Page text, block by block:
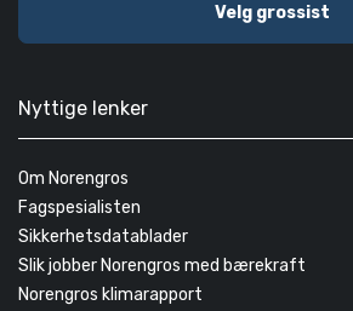
Velg grossist
Nyttige lenker
Om Norengros
Fagspesialisten
Sikkerhetsdatablader
Slik jobber Norengros med bærekraft
Norengros klimarapport